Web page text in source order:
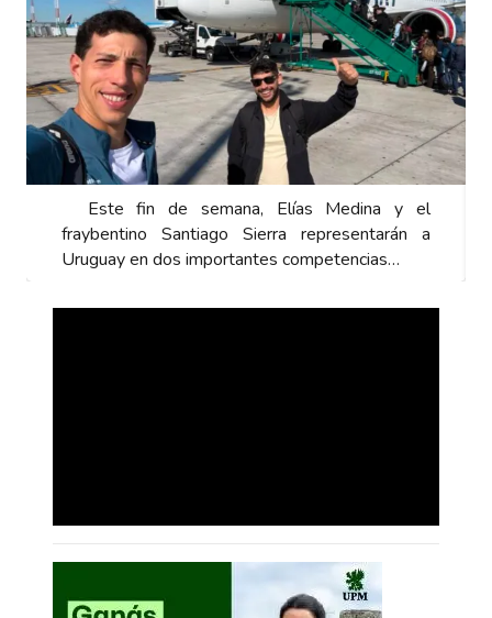
Este fin de semana, Elías Medina y el
fraybentino Santiago Sierra representarán a
Uruguay en dos importantes competencias…